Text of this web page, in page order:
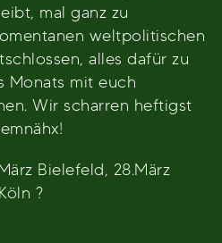
mal ganz zu
weltpolitischen
alles dafür zu
Monats mit euch
Wir scharren heftigst
Bielefeld, 28.März
?